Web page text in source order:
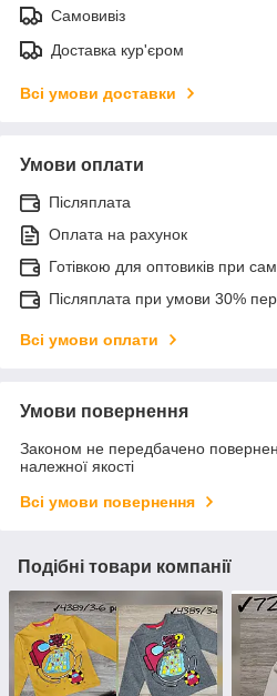
Самовивіз
Доставка кур'єром
Всі умови доставки
Умови оплати
Післяплата
Оплата на рахунок
Готівкою для оптовиків при
Післяплата при умови 30%
Всі умови оплати
Умови повернення
Законом не передбачено
належної якості
Всі умови повернення
Подібні товари компанії